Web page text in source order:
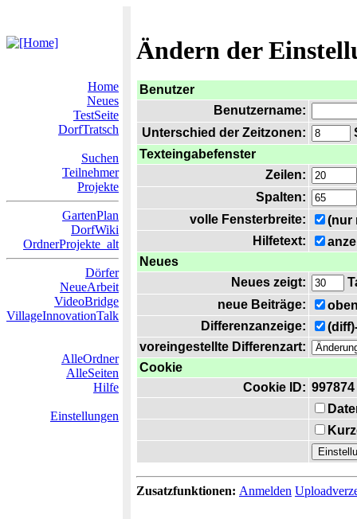
Ändern der
Home
Neues
TestSeite
DorfTratsch
Suchen
Teilnehmer
Projekte
GartenPlan
DorfWiki
OrdnerProjekte_alt
Dörfer
NeueArbeit
VideoBridge
VillageInnovationTalk
AlleOrdner
AlleSeiten
Hilfe
Einstellungen
Benutzer
Benutzername:
Unterschied der Zeitzonen:
Texteingabefenster
Zeilen:
Spalten:
volle Fensterbreite:
(nur
Hilfetext:
Neues
Neues zeigt:
neue Beiträge:
Differenzanzeige:
voreingestellte Differenzart:
Cookie
Cookie ID: 997874
Zusatzfunktionen: Anmelden